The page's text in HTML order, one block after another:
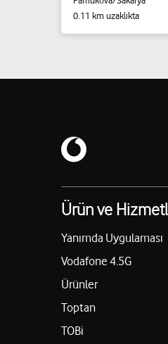
0.11 km uzaklıkta
Ürün ve
Yanımda Uygulaması
Vodafone 4.5G
Ürünler
Toptan
TOBi